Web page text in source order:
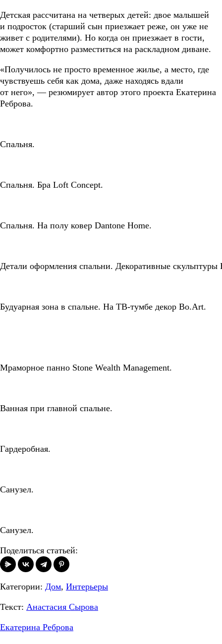
Детская рассчитана на четверых детей: двое малышей
и подросток (старший сын приезжает реже, он уже не
живет с родителями). Но когда он приезжает в гости,
может комфортно разместиться на раскладном диване.
«Получилось не просто временное жилье, а место, где
чувствуешь себя как дома, даже находясь вдали
от него», — резюмирует автор этого проекта Екатерина
Реброва.
Спальня.
Спальня. Бра Loft Concept.
Спальня. На полу ковер Dantone Home.
Детали оформления спальни. Декоративные скульптуры
Будуарная зона в спальне. На ТВ-тумбе декор Bo.Art.
Мраморное панно Stone Wealth Management.
Ванная при главной спальне.
Гардеробная.
Санузел.
Санузел.
Поделиться статьей:
Категории: Дом, Интерьеры
Текст: Анастасия Сырова
Екатерина Реброва